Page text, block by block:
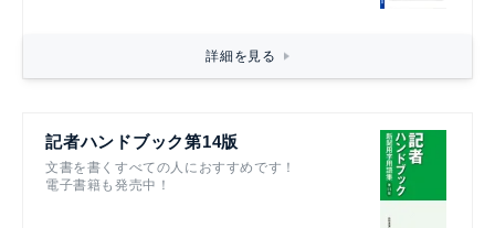
詳細を見る
記者ハンドブック第14版
文書を書くすべての人におすすめです！
電子書籍も発売中！